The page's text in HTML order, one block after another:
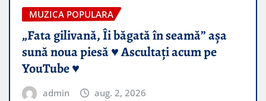
MUZICA POPULARA
„Fata gilivană, Îi băgată în seamă” așa
sună noua piesă ♥️ Ascultați acum pe
YouTube ♥️
admin aug. 2, 2026